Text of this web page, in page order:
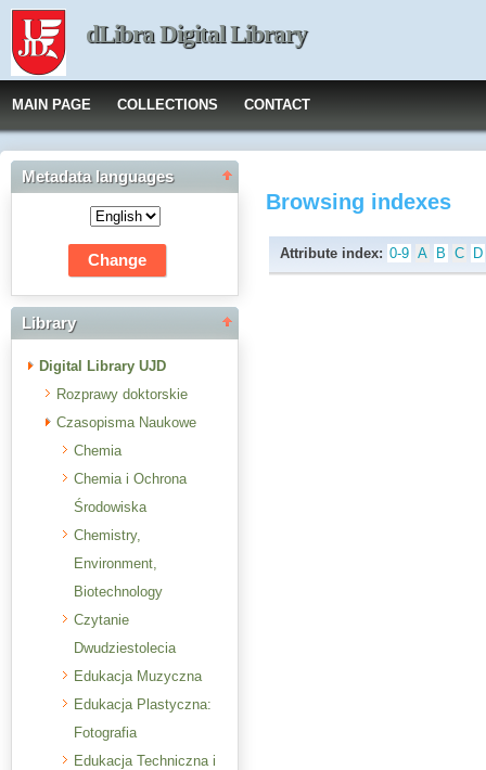
dLibra Digital Library
MAIN PAGE COLLECTIONS CONTACT
Metadata languages
Library
Digital Library UJD
Rozprawy doktorskie
Czasopisma Naukowe
Chemia
Chemia i Ochrona
Środowiska
Chemistry,
Environment,
Biotechnology
Czytanie
Dwudziestolecia
Edukacja Muzyczna
Edukacja Plastyczna:
Fotografia
Edukacja Techniczna i
Browsing indexes
Attribute index: 0-9 A B C D